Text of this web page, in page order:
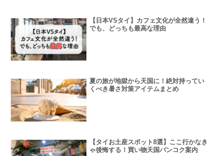
【日本VSタイ】カフェ文化が全然違う！
でも、どっちも最高な理由
夏の旅が地獄から天国に！絶対持ってい
くべき暑さ対策アイテムまとめ
【タイお土産スポット8選】ここ行かなき
ゃ後悔する！買い物天国バンコク案内